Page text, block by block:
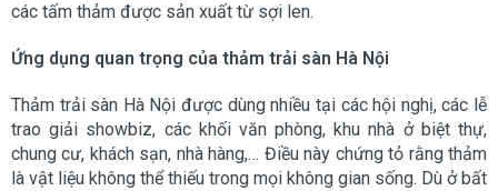
các tấm thảm được sản xuất từ sợi len.
Ứng dụng quan trọng của thảm trải sàn Hà Nội
Thảm trải sàn Hà Nội được dùng nhiều tại các hội nghị, các lễ
trao giải showbiz, các khối văn phòng, khu nhà ở biệt thự,
chung cư, khách sạn, nhà hàng,… Điều này chứng tỏ rằng thảm
là vật liệu không thể thiếu trong mọi không gian sống. Dù ở bất